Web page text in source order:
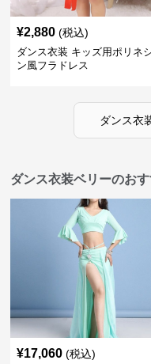
¥2,880 (税込)
ダンス衣装 キッズ用ポリネ
ン風フラドレス
ダンス衣
ダンス衣装ベリーのお
¥17,060 (税込)